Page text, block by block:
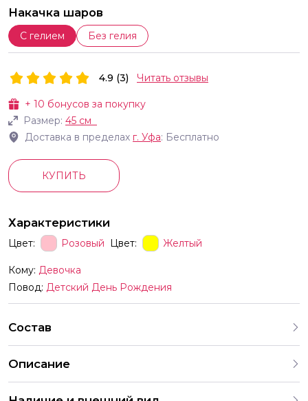
Накачка шаров
С гелием Без гелия
+ 10 бонусов за покупку
Размер: 45 см
Доставка в пределах г. Уфа: Бесплатно
4.9 (3) Читать отзывы
КУПИТЬ
Характеристики
Цвет: Розовый Цвет: Желтый
Кому: Девочка
Повод: Детский День Рождения
Состав
Описание